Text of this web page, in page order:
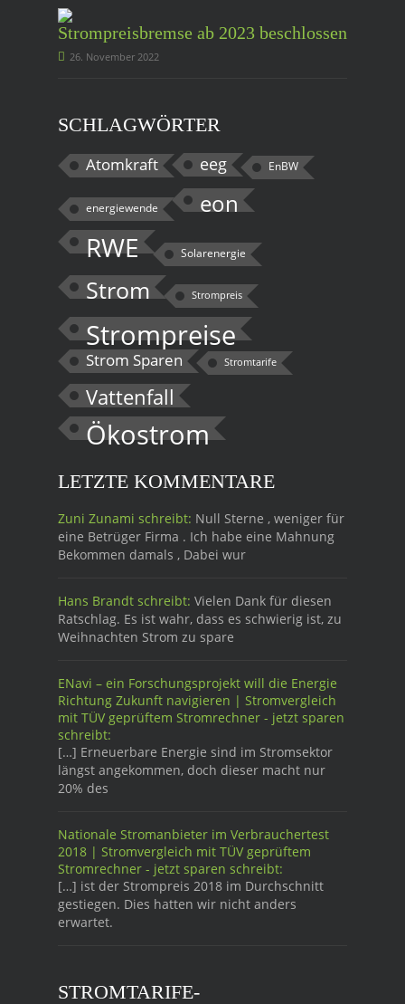
Strompreisbremse ab 2023 beschlossen
26. November 2022
SCHLAGWÖRTER
Atomkraft eeg EnBW
energiewende eon
RWE Solarenergie
Strom Strompreis
Strompreise
Strom Sparen Stromtarife
Vattenfall
Ökostrom
LETZTE KOMMENTARE
Zuni Zunami schreibt: Null Sterne , weniger für
eine Betrüger Firma . Ich habe eine Mahnung
Bekommen damals , Dabei wur
Hans Brandt schreibt: Vielen Dank für diesen
Ratschlag. Es ist wahr, dass es schwierig ist, zu
Weihnachten Strom zu spare
ENavi – ein Forschungsprojekt will die Energie
Richtung Zukunft navigieren | Stromvergleich
mit TÜV geprüftem Stromrechner - jetzt sparen
schreibt:
[…] Erneuerbare Energie sind im Stromsektor
längst angekommen, doch dieser macht nur
20% des
Nationale Stromanbieter im Verbrauchertest
2018 | Stromvergleich mit TÜV geprüftem
Stromrechner - jetzt sparen schreibt:
[…] ist der Strompreis 2018 im Durchschnitt
gestiegen. Dies hatten wir nicht anders
erwartet.
STROMTARIFE-